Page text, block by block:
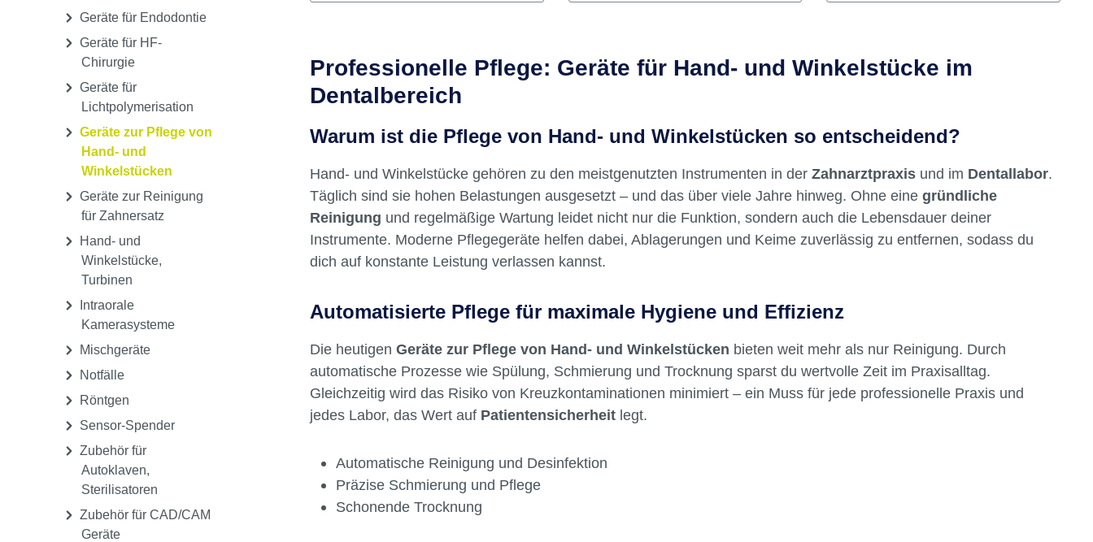
Geräte für Endodontie
Geräte für HF-
Chirurgie
Geräte für
Lichtpolymerisation
Geräte zur Pflege von
Hand- und
Winkelstücken
Geräte zur Reinigung
für Zahnersatz
Hand- und
Winkelstücke,
Turbinen
Intraorale
Kamerasysteme
Mischgeräte
Notfälle
Röntgen
Sensor-Spender
Zubehör für
Autoklaven,
Sterilisatoren
Zubehör für CAD/CAM
Geräte
Activefluid und Service Oil F1,
damit es beim Befüllen und bei der
Verbrauchsmaterialien anderer
kommt Intuitive
Benutzerfreundlichkeit: dank One-
Touch-Starttaste und
unkomplizierter Anzeige von
Reinigung: Das neue Design
bessere Ergebnisse Gleicher
plus Inhalt Pflegegerät
sichert die Entfernung der
Hand- und Winkelstücke, Turbinen,
Pflegegerät anthrazit inklusive 3
INTRAmatic
PflegekupplungenMULTIflex
PflegekupplungDose
QUATTROcare plus Spray
Professionelle Pflege: Geräte für Hand- und Winkelstücke im
Dentalbereich
Warum ist die Pflege von Hand- und Winkelstücken so entscheidend?
Hand- und Winkelstücke gehören zu den meistgenutzten Instrumenten in der Zahnarztpraxis und im Dentallabor.
Täglich sind sie hohen Belastungen ausgesetzt – und das über viele Jahre hinweg. Ohne eine gründliche
Reinigung und regelmäßige Wartung leidet nicht nur die Funktion, sondern auch die Lebensdauer deiner
Instrumente. Moderne Pflegegeräte helfen dabei, Ablagerungen und Keime zuverlässig zu entfernen, sodass du
dich auf konstante Leistung verlassen kannst.
Automatisierte Pflege für maximale Hygiene und Effizienz
Die heutigen Geräte zur Pflege von Hand- und Winkelstücken bieten weit mehr als nur Reinigung. Durch
automatische Prozesse wie Spülung, Schmierung und Trocknung sparst du wertvolle Zeit im Praxisalltag.
Gleichzeitig wird das Risiko von Kreuzkontaminationen minimiert – ein Muss für jede professionelle Praxis und
jedes Labor, das Wert auf Patientensicherheit legt.
Automatische Reinigung und Desinfektion
Präzise Schmierung und Pflege
Schonende Trocknung